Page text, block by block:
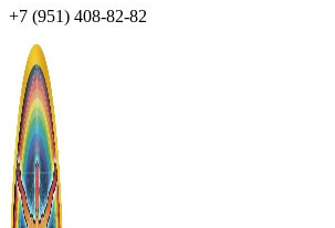
+7 (951) 408-82-82